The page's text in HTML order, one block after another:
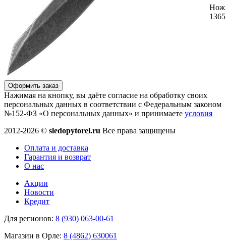
Нож
Оформить заказ
Нажимая на кнопку, вы даёте согласие на обработку своих
персональных данных в соответствии с Федеральным законом
№152-ФЗ «О персональных данных» и принимаете условия
2012-2026 © sledopytorel.ru Все права защищены
Оплата и доставка
Гарантия и возврат
О нас
Акции
Новости
Кредит
Для регионов: 8 (930) 063-00-61
Магазин в Орле: 8 (4862) 630061